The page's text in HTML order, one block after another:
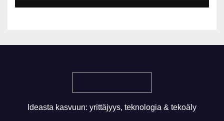
tulevaisuuden gigatehtaan?
Ideasta kasvuun: yrittäjyys, teknologia & tekoäly